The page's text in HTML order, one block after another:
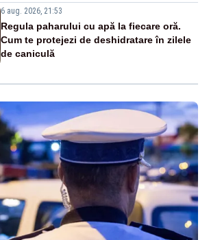
6 aug. 2026, 21:53
Regula paharului cu apă la fiecare oră.
Cum te protejezi de deshidratare în zilele
de caniculă